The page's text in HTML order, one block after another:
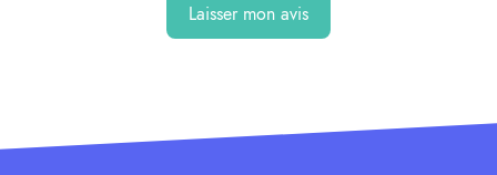
Laisser mon avis